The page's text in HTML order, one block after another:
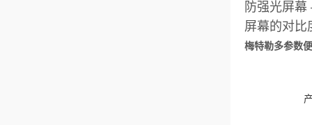
防强光屏
屏幕的对比
梅特勒多参数